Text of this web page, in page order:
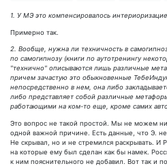
1. У МЭ это компенсировалось
Примерно так.
2. Вообще, нужна ли техничность в
по самогипнозу (книги по аутотренингу
"технично" описываются лишь различные
причем зачастую это обыкновенные
непосредственно в нем, она либо
либо представляет собой различные
работающими на ком-то еще, кроме самих
Это вопрос не такой простой. Мы не можем
одной важной причине. Есть данные, что Э. не
Не скрывал, но и не стремился раскрывать. И
на которые ему был сделан как бы намек.
к ним пояснительного не добавил. Вот так и